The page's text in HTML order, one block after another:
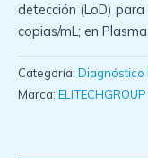
detección (LoD)
copias/mL; en
Categoría: Diagnóstico
Marca: ELITECHGROUP